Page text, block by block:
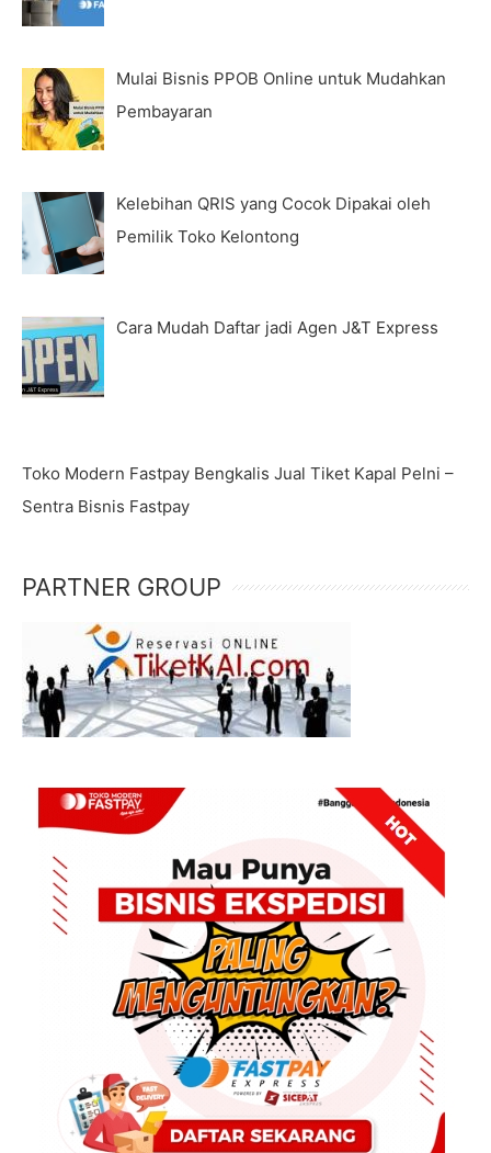
Mulai Bisnis PPOB Online untuk Mudahkan
Pembayaran
Kelebihan QRIS yang Cocok Dipakai oleh
Pemilik Toko Kelontong
Cara Mudah Daftar jadi Agen J&T Express
Toko Modern Fastpay Bengkalis Jual Tiket Kapal Pelni –
Sentra Bisnis Fastpay
PARTNER GROUP